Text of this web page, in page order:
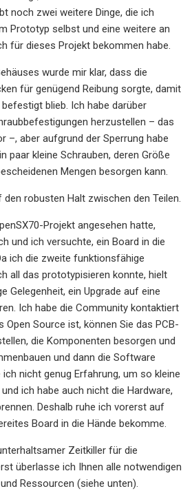
noch zwei weitere Dinge, die ich
Prototyp selbst und eine weitere an
für dieses Projekt bekommen habe.
wurde mir klar, dass die
für genügend Reibung sorgte, damit
blieb. Ich habe darüber
herzustellen – das
–, aber aufgrund der Sperrung habe
paar kleine Schrauben, deren Größe
Mengen besorgen kann.
robusten Halt zwischen den Teilen.
Projekt angesehen hatte,
und ich versuchte, ein Board in die
ich die zweite funktionsfähige
all das prototypisieren konnte, hielt
Gelegenheit, ein Upgrade auf eine
Ich habe die Community kontaktiert
Open Source ist, können Sie das PCB-
die Komponenten besorgen und
und dann die Software
ich nicht genug Erfahrung, um so kleine
ich habe auch nicht die Hardware,
Deshalb ruhe ich vorerst auf
Board in die Hände bekomme.
Zeitkiller für die
überlasse ich Ihnen alle notwendigen
Ressourcen (siehe unten).